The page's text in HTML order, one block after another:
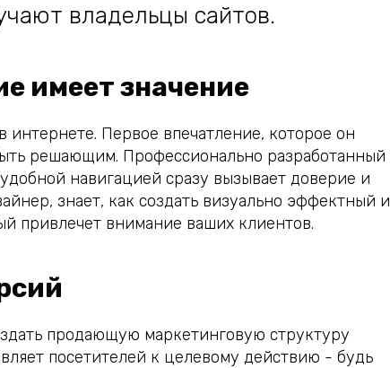
владельцы сайтов.
имеет значение
Первое впечатление, которое он
решающим. Профессионально разработанный
навигацией сразу вызывает доверие и
знает, как создать визуально эффектный и
привлечет внимание ваших клиентов.
продающую маркетинговую структуру
посетителей к целевому действию - будь